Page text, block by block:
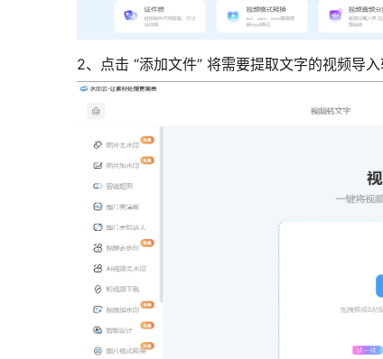
2、点击 “添加文件” 将需要提取文字的视频导